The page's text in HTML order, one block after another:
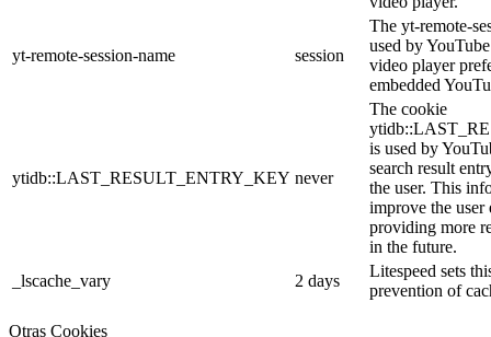
yt-remote-session-name session
The yt-remote-
used by
video player
embedded
ytidb::LAST_RESULT_ENTRY_KEY never
The cookie
is used by
search result
the user. This
improve the user
providing more
in the future.
_lscache_vary
2 days
Litespeed sets
prevention of
Otras Cookies